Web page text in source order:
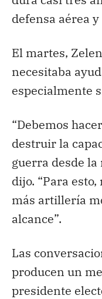
defensa aérea
El martes,
necesitaba
especialmente
“Debemos
destruir la
guerra desde
dijo. “Para
más artillería
alcance”.
Las
producen un
presidente